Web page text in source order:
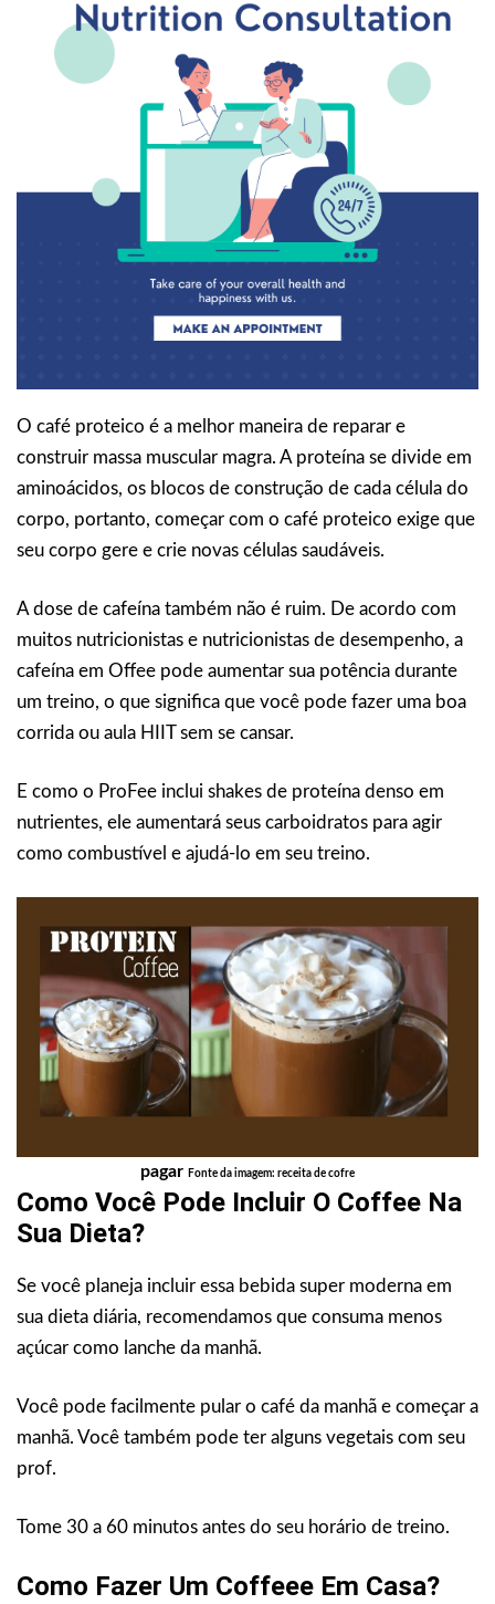
O café proteico é a melhor maneira de reparar e
construir massa muscular magra. A proteína se divide em
aminoácidos, os blocos de construção de cada célula do
corpo, portanto, começar com o café proteico exige que
seu corpo gere e crie novas células saudáveis.
A dose de cafeína também não é ruim. De acordo com
muitos nutricionistas e nutricionistas de desempenho, a
cafeína em Offee pode aumentar sua potência durante
um treino, o que significa que você pode fazer uma boa
corrida ou aula HIIT sem se cansar.
E como o ProFee inclui shakes de proteína denso em
nutrientes, ele aumentará seus carboidratos para agir
como combustível e ajudá-lo em seu treino.
pagar Fonte da imagem: receita de cofre
Como Você Pode Incluir O Coffee Na
Sua Dieta?
Se você planeja incluir essa bebida super moderna em
sua dieta diária, recomendamos que consuma menos
açúcar como lanche da manhã.
Você pode facilmente pular o café da manhã e começar a
manhã. Você também pode ter alguns vegetais com seu
prof.
Tome 30 a 60 minutos antes do seu horário de treino.
Como Fazer Um Coffeee Em Casa?